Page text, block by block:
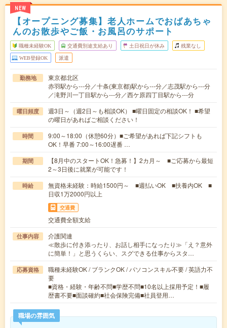
NEW
【オープニング募集】老人ホームでおばあちゃ
んのお散歩やご飯・お風呂のサポート
職種未経験OK 交通費別途支給あり 土日祝日が休み 残業なし
WEB登録OK 派遣
勤務地
東京都北区
赤羽駅から---分／十条(東京都)駅から---分／志茂駅から---分
／滝野川一丁目駅から---分／西ケ原四丁目駅から---分
曜日頻度
週3日～（週2日～も相談OK） ■曜日固定の相談OK！ ■希望
の曜日があればご相談ください！
時間
9:00～18:00（休憩60分）■ご希望があれば下記シフトも
OK！早番 7:00～16:00遅番 …
期間
【8月中のスタートOK！急募！】2カ月～ ■ご応募から最短
2～3日後に就業が可能です！
時給
無資格未経験：時給1500円～ ■週払いOK ■扶養内OK ■
日収1万2000円以上
交通費
交通費全額支給
仕事内容
介護関連
≪散歩に付き添ったり、お話し相手になったり≫「え？意外
に簡単！」と思うくらい、スグできる仕事からスタ…
応募資格
職種未経験OK / ブランクOK / パソコンスキル不要 / 英語力不
要
■資格・経験・年齢不問■学歴不問■10名以上採用予定！■履
歴書不要■面談確約■社会保険完備■社員登用…
職場の雰囲気